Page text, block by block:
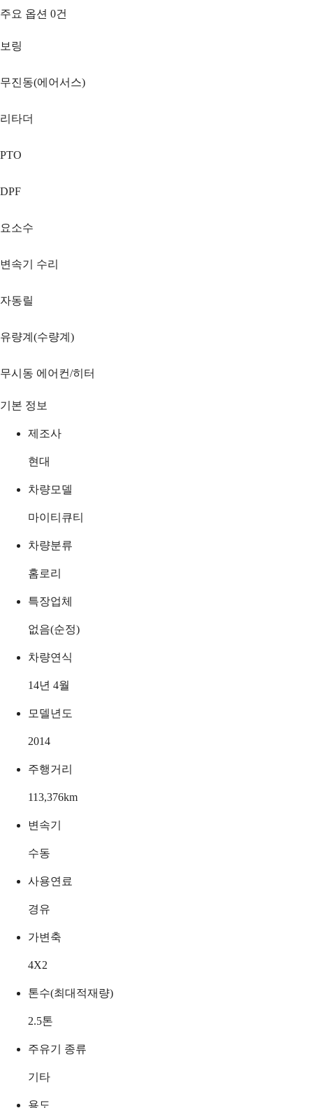
주요 옵션 0건
보링
무진동(에어서스)
리타더
PTO
DPF
요소수
변속기 수리
자동릴
유량계(수량계)
무시동 에어컨/히터
기본 정보
제조사
현대
차량모델
마이티큐티
차량분류
홈로리
특장업체
없음(순정)
차량연식
14년 4월
모델년도
2014
주행거리
113,376km
변속기
수동
사용연료
경유
가변축
4X2
톤수(최대적재량)
2.5톤
주유기 종류
기타
용도